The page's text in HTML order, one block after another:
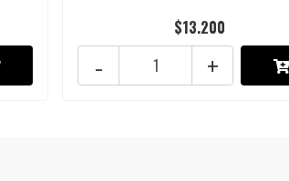
$13.200
+
-